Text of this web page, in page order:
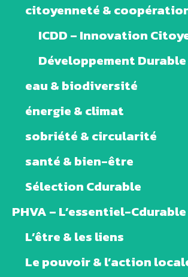
citoyenneté &
ICDD – Innovation
Développement Durable
eau & biodiversité
énergie & climat
sobriété & circularité
santé & bien-être
Sélection Cdurable
PHVA – L’essentiel-Cdurable
L’être & les liens
Le pouvoir & l’action